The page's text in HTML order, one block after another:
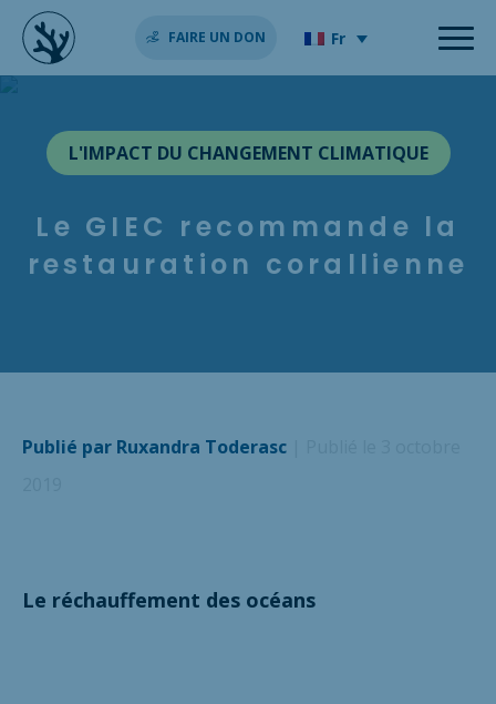
FAIRE UN DON Fr
L'IMPACT DU CHANGEMENT CLIMATIQUE
Le GIEC recommande la
restauration corallienne
Publié par Ruxandra Toderasc
Le réchauffement des océans